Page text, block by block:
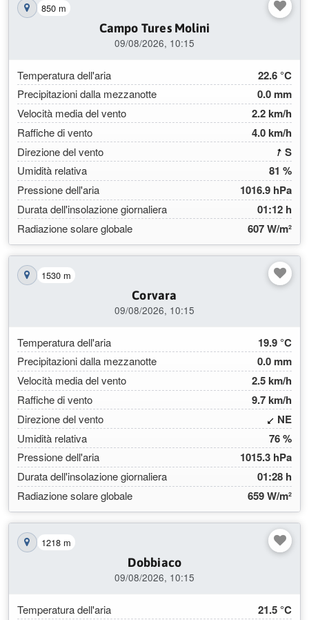
Mostra la stazione sulla mappa
850 m
Campo Tures Molini
09/08/2026, 10:15
Temperatura dell'aria 22.6 °C
Precipitazioni dalla mezzanotte 0.0 mm
Velocità media del vento 2.2 km/h
Raffiche di vento 4.0 km/h
Direzione del vento S
Umidità relativa
81 %
Pressione dell'aria 1016.9 hPa
Durata dell'insolazione giornaliera 01:12 h
Radiazione solare globale 607 W/m²
Mostra la stazione sulla mappa
1530 m
Corvara
09/08/2026, 10:15
Temperatura dell'aria 19.9 °C
Precipitazioni dalla mezzanotte 0.0 mm
Velocità media del vento 2.5 km/h
Raffiche di vento 9.7 km/h
Direzione del vento NE
Umidità relativa
76 %
Pressione dell'aria 1015.3 hPa
Durata dell'insolazione giornaliera 01:28 h
Radiazione solare globale 659 W/m²
Mostra la stazione sulla mappa
1218 m
Dobbiaco
09/08/2026, 10:15
Temperatura dell'aria 21.5 °C